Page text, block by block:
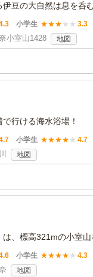
豆の大自然は息を呑
小学生 ★★★ ★ ★ 3.3
小室山1428 地図
行ける海水浴場！
小学生 ★★★★ ★ 4.7
地図
は、標高321mの小室
小学生 ★★★★ ★ 4.3
地図